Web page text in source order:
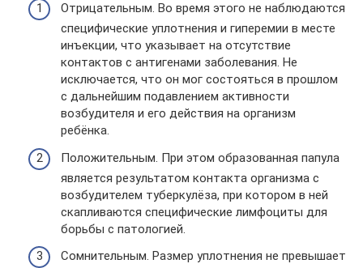
Отрицательным. Во время этого не наблюдаются
специфические уплотнения и гиперемии в месте
инъекции, что указывает на отсутствие
контактов с антигенами заболевания. Не
исключается, что он мог состояться в прошлом
с дальнейшим подавлением активности
возбудителя и его действия на организм
ребёнка.
Положительным. При этом образованная папула
является результатом контакта организма с
возбудителем туберкулёза, при котором в ней
скапливаются специфические лимфоциты для
борьбы с патологией.
Сомнительным. Размер уплотнения не превышает